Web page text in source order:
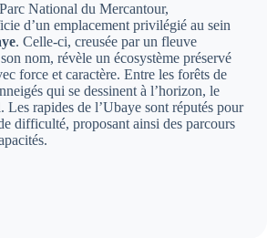
National du Mercantour,
d’un emplacement privilégié au sein
. Celle-ci, creusée par un fleuve
nom, révèle un écosystème préservé
force et caractère. Entre les forêts de
qui se dessinent à l’horizon, le
Les rapides de l’Ubaye sont réputés pour
difficulté, proposant ainsi des parcours